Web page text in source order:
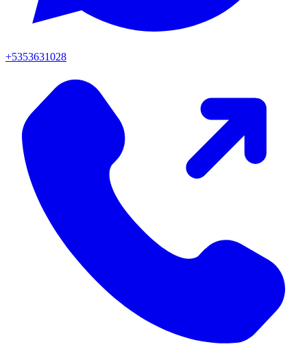
+5353631028